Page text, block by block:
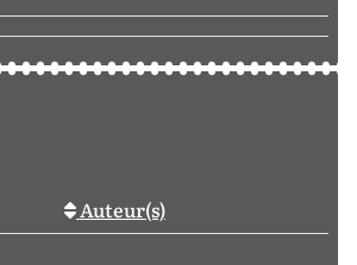
Auteur(s)